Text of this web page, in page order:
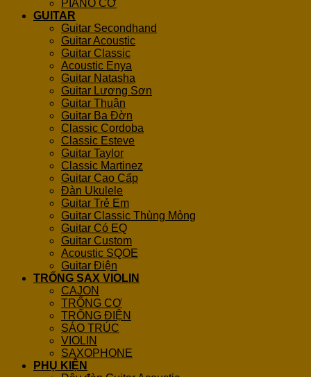
PIANO CƠ
GUITAR
Guitar Secondhand
Guitar Acoustic
Guitar Classic
Acoustic Enya
Guitar Natasha
Guitar Lương Sơn
Guitar Thuận
Guitar Ba Đờn
Classic Cordoba
Classic Esteve
Guitar Taylor
Classic Martinez
Guitar Cao Cấp
Đàn Ukulele
Guitar Trẻ Em
Guitar Classic Thùng Mỏng
Guitar Có EQ
Guitar Custom
Acoustic SQOE
Guitar Điện
TRỐNG SAX VIOLIN
CAJON
TRỐNG CƠ
TRỐNG ĐIỆN
SÁO TRÚC
VIOLIN
SAXOPHONE
PHỤ KIỆN